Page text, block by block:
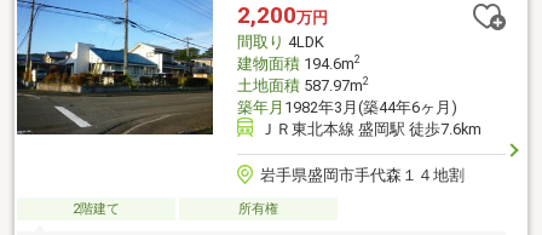
2,200万円
間取り 4LDK
建物面積194.6m2
土地面積587.97m2
築年月 1982年3月(築44年6ヶ月)
ＪＲ東北本線 盛岡駅 徒歩7.6km
岩手県盛岡市手代森１４地割
2階建て 所有権